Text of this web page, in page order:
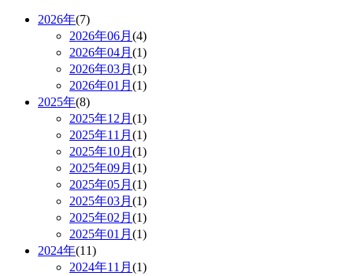
2026年(7)
2026年06月 (4)
2026年04月 (1)
2026年03月 (1)
2026年01月 (1)
2025年(8)
2025年12月 (1)
2025年11月 (1)
2025年10月 (1)
2025年09月 (1)
2025年05月 (1)
2025年03月 (1)
2025年02月 (1)
2025年01月 (1)
2024年(11)
2024年11月 (1)